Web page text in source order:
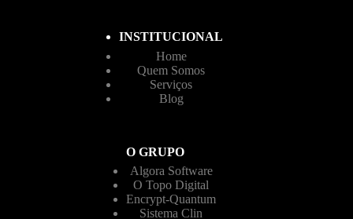
INSTITUCIONAL
Home
Quem Somos
Serviços
Blog
O GRUPO
Algora Software
O Topo Digital
Encrypt-Quantum
Sistema Clin